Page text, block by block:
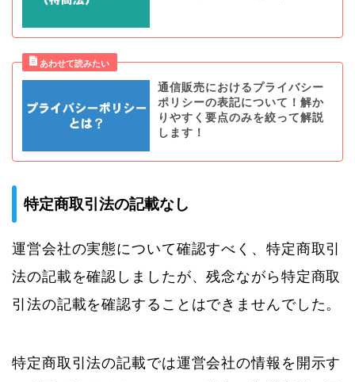
通信販売におけるプライバシー
ポリシーの表記について！解か
りやすく要点のみを絞って解説
します！
特定商取引法の記載なし
運営会社の実態について確認すべく、特定商取引
法の記載を確認しましたが、残念ながら特定商取
引法の記載を確認することはできませんでした。
特定商取引法の記載では運営会社の情報を開示す